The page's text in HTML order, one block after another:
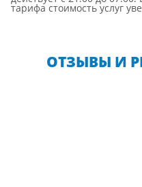
тарифа стоимость услуг
ОТЗЫВЫ И